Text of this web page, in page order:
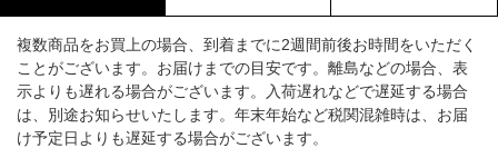
複数商品をお買上の場合、到着までに2週間前後お時間をいただく
ことがございます。お届けまでの目安です。離島などの場合、表
示よりも遅れる場合がございます。入荷遅れなどで遅延する場合
は、別途お知らせいたします。年末年始など税関混雑時は、お届
け予定日よりも遅延する場合がございます。